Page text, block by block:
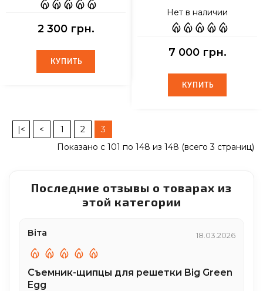
2 300 грн.
КУПИТЬ
КУПИТЬ
Нет в наличии
7 000 грн.
КУПИТЬ
КУПИТЬ
|< < 1 2
3
Показано с 101 по 148 из 148 (всего 3 страниц)
Последние отзывы о товарах из
этой категории
Віта 18.03.2026
Съемник-щипцы для решетки Big Green
Egg